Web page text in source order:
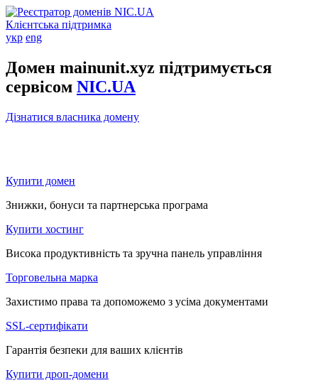
Клієнтська підтримка
укр eng
Домен mainunit.xyz підтримується
сервісом NIC.UA
Дізнатися власника домену
Купити домен
Знижки, бонуси та партнерська програма
Купити хостинг
Висока продуктивність та зручна панель управління
Торговельна марка
Захистимо права та допоможемо з усіма документами
SSL-сертифікати
Гарантія безпеки для ваших клієнтів
Купити дроп-домени